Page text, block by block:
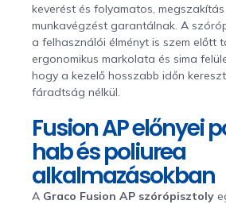
keverést és folyamatos, megszakítás
munkavégzést garantálnak. A
a felhasználói élményt is szem előtt
ergonomikus markolata és sima
hogy a kezelő hosszabb időn
fáradtság nélkül.
Fusion AP előnyei
hab és poliurea
alkalmazásokban
A Graco Fusion AP szórópisztoly